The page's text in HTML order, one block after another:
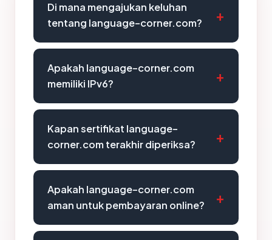
Di mana mengajukan keluhan
tentang language-corner.com?
Apakah language-corner.com
memiliki IPv6?
Kapan sertifikat language-
corner.com terakhir diperiksa?
Apakah language-corner.com
aman untuk pembayaran online?